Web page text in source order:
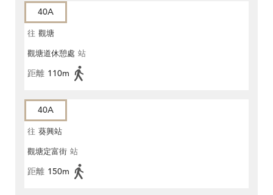
40A
往 觀塘
觀塘道休憩處 站
距離 110m
40A
往 葵興站
觀塘定富街 站
距離 150m